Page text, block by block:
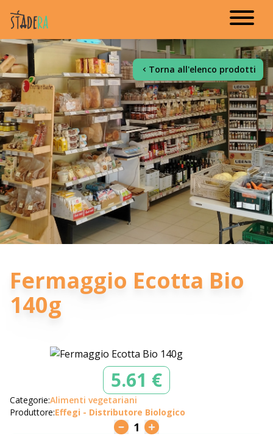
Torna all'elenco prodotti
Fermaggio Ecotta Bio
140g
5.61 €
Categorie:Alimenti vegetariani
Produttore:Effegi - Distributore Biologico
1